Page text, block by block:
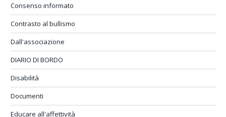
Consenso informato
Contrasto al bullismo
Dall'associazione
DIARIO DI BORDO
Disabilità
Documenti
Educare all'affettività